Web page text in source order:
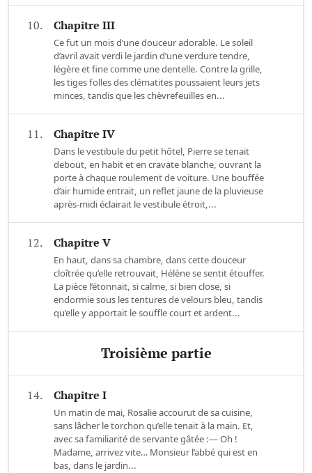
10. Chapitre III
Ce fut un mois d’une douceur adorable. Le soleil
d’avril avait verdi le jardin d’une verdure tendre,
légère et fine comme une dentelle. Contre la grille,
les tiges folles des clématites poussaient leurs jets
minces, tandis que les chèvrefeuilles en...
11. Chapitre IV
Dans le vestibule du petit hôtel, Pierre se tenait
debout, en habit et en cravate blanche, ouvrant la
porte à chaque roulement de voiture. Une bouffée
d’air humide entrait, un reflet jaune de la pluvieuse
après-midi éclairait le vestibule étroit,...
12. Chapitre V
En haut, dans sa chambre, dans cette douceur
cloîtrée qu’elle retrouvait, Hélène se sentit étouffer.
La pièce l’étonnait, si calme, si bien close, si
endormie sous les tentures de velours bleu, tandis
qu’elle y apportait le souffle court et ardent...
Troisième partie
14. Chapitre I
Un matin de mai, Rosalie accourut de sa cuisine,
sans lâcher le torchon qu’elle tenait à la main. Et,
avec sa familiarité de servante gâtée :— Oh !
Madame, arrivez vite… Monsieur l’abbé qui est en
bas, dans le jardin...